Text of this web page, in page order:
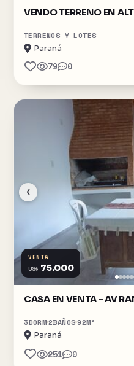
TERRENOS Y LOTES
Paraná
79 0
‹
VENTA
US$ 75.000
CASA EN
3DORM2BAÑOS92M²
Paraná
251 0